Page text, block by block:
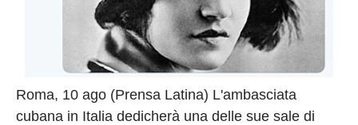
Roma, 10 ago (Prensa Latina) L'ambasciata
cubana in Italia dedicherà una delle sue sale di